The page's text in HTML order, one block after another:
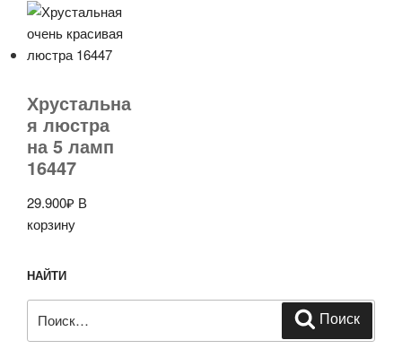
Хрустальна
я люстра
на 5 ламп
16447
29.900₽ В
корзину
НАЙТИ
Поиск